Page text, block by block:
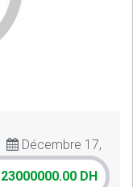
Décembre 17,
23000000.00 DH